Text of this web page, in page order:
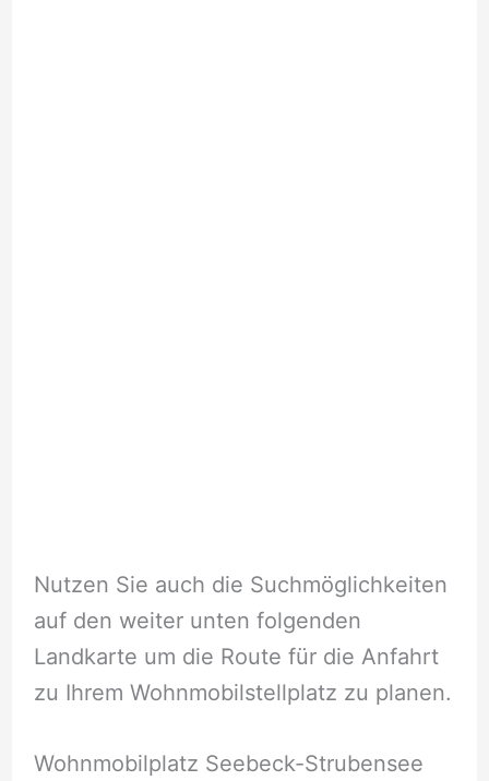
Nutzen Sie auch die Suchmöglichkeiten
auf den weiter unten folgenden
Landkarte um die Route für die Anfahrt
zu Ihrem Wohnmobilstellplatz zu planen.
Wohnmobilplatz Seebeck-Strubensee